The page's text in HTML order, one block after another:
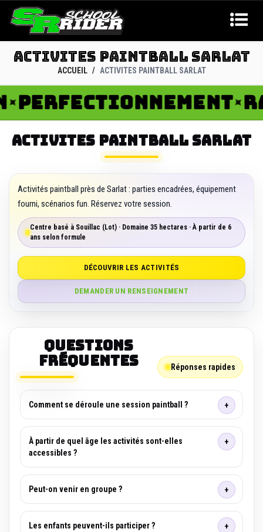
ACTIVITES PAINTBALL SARLAT
ACCUEIL ACTIVITES PAINTBALL SARLAT
✦
ACTIVITES PAINTBALL SARLAT
Activités paintball près de Sarlat : parties encadrées, équipement
fourni, scénarios fun. Réservez votre session.
Centre basé à Souillac (Lot) · Domaine 35 hectares · À partir de 6
ans selon formule
DÉCOUVRIR LES ACTIVITÉS
DEMANDER UN RENSEIGNEMENT
Questions
fréquentes
Réponses rapides
Comment se déroule une session paintball ?
À partir de quel âge les activités sont-elles
accessibles ?
Peut-on venir en groupe ?
Les enfants peuvent-ils participer ?